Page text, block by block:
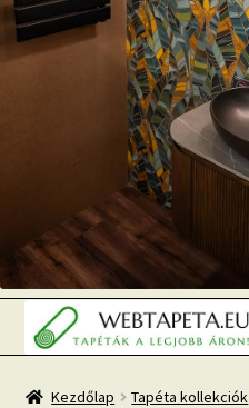
Ugrás
a
navigációhoz
Kilépés
a
tartalomba
Kezdőlap Tapéta kollekciók